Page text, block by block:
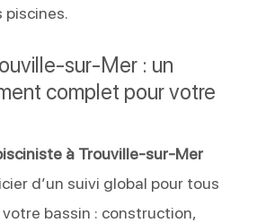
piscines.
sur-Mer : un
complet pour votre
à Trouville-sur-Mer
d’un suivi global pour tous
bassin : construction,